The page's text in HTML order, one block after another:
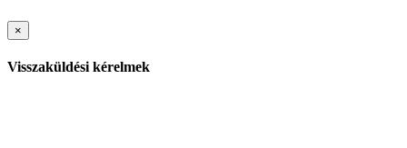
×
Visszaküldési kérelmek